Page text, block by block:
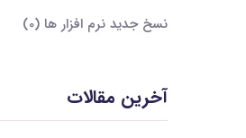
نسخ جدید نرم افزار ها (0)
آخرین مقالات